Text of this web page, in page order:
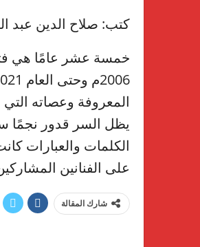
كتب: صلاح الدين عبد
خمسة عشر عامًا هي فترة
المعروفة وعصاته
يظل السر قدور نجمًا
الكلمات والعبارات
على الفنانين
شارك المقالة